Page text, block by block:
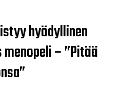
hyödyllinen
– ”Pitää